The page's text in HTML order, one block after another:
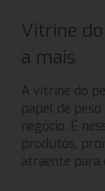
Vitrine
a mais
A vitrine do
papel de
negócio. É
produtos,
atraente para